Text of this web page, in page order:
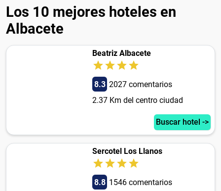
Los 10 mejores hoteles en
Albacete
Beatriz Albacete
8.3 2027 comentarios
2.37 Km del centro ciudad
Buscar hotel ->
Sercotel Los Llanos
8.8 1546 comentarios